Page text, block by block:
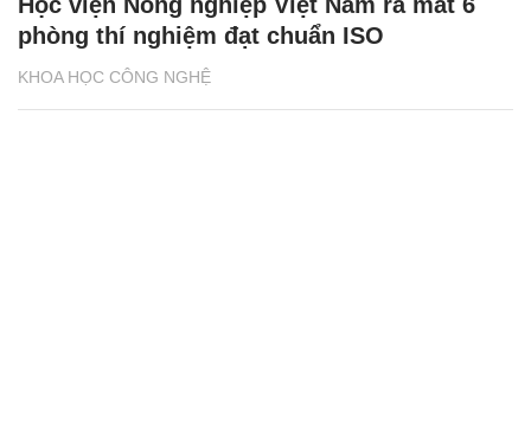
KHOA HỌC CÔNG NGHỆ
phòng thí nghiệm đạt chuẩn ISO